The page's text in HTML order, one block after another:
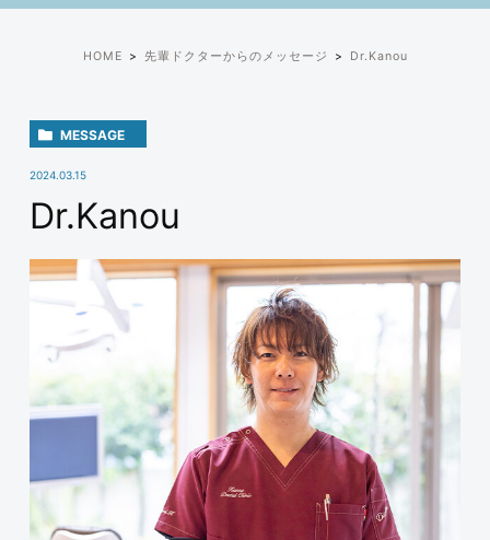
HOME 先輩ドクターからのメッセージ Dr.Kanou
MESSAGE
2024.03.15
Dr.Kanou